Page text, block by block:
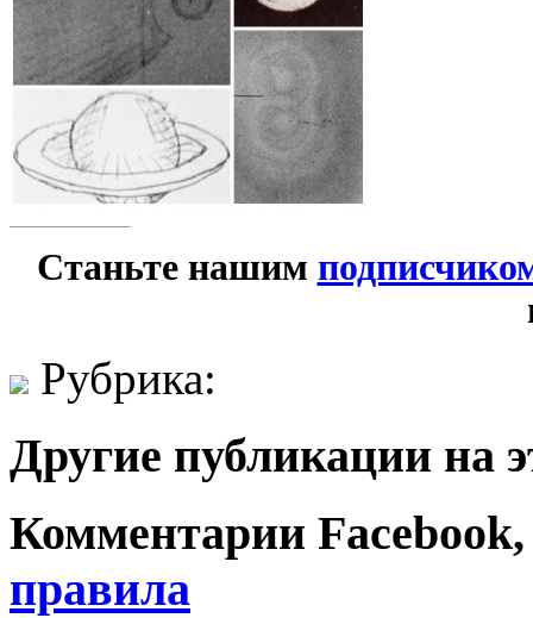
Станьте нашим
Рубрика:
Другие публикации на
Комментарии
правила